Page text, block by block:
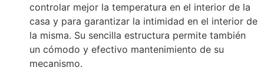
controlar mejor la temperatura en el interior de la
casa y para garantizar la intimidad en el interior de
la misma. Su sencilla estructura permite también
un cómodo y efectivo mantenimiento de su
mecanismo.